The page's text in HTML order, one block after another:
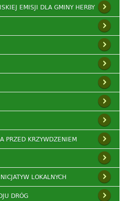
EMISJI DLA GMINY HERBY
PRZED KRZYWDZENIEM
LOKALNYCH
DRÓG